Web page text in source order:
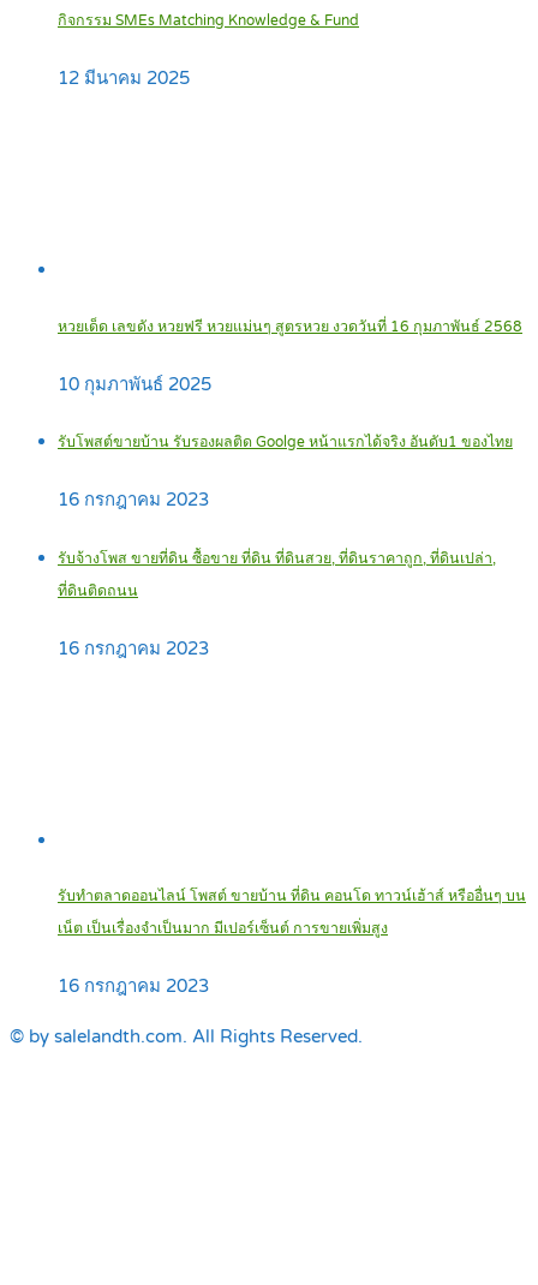
กิจกรรม SMEs Matching Knowledge & Fund
12 มีนาคม 2025
หวยเด็ด เลขดัง หวยฟรี หวยแม่นๆ สูตรหวย งวดวันที่ 16 กุมภาพันธ์ 2568
10 กุมภาพันธ์ 2025
รับโพสต์ขายบ้าน รับรองผลติด Goolge หน้าแรกได้จริง อันดับ1 ของไทย
16 กรกฎาคม 2023
รับจ้างโพส ขายที่ดิน ซื้อขาย ที่ดิน ที่ดินสวย, ที่ดินราคาถูก, ที่ดินเปล่า,
ที่ดินติดถนน
16 กรกฎาคม 2023
รับทำตลาดออนไลน์ โพสต์ ขายบ้าน ที่ดิน คอนโด ทาวน์เฮ้าส์ หรืออื่นๆ บน
เน็ต เป็นเรื่องจำเป็นมาก มีเปอร์เซ็นต์ การขายเพิ่มสูง
16 กรกฎาคม 2023
© by salelandth.com. All Rights Reserved.